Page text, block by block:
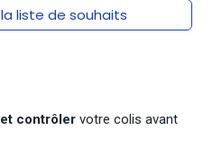
liste de souhaits
contrôler votre colis avant